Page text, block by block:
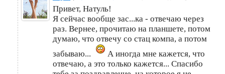
Привет, Натуль!
Я сейчас вообще зас...ка - отвечаю через
раз. Вернее, прочитаю на планшете, потом
думаю, что отвечу со стац компа, а потом
забываю...
А иногда мне кажется, что
отвечаю, а это только кажется... Спасибо